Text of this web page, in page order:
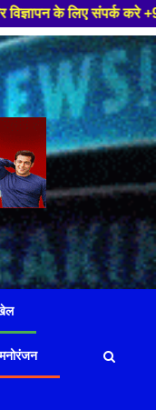
56423 ,हमारे
मनोरंजन